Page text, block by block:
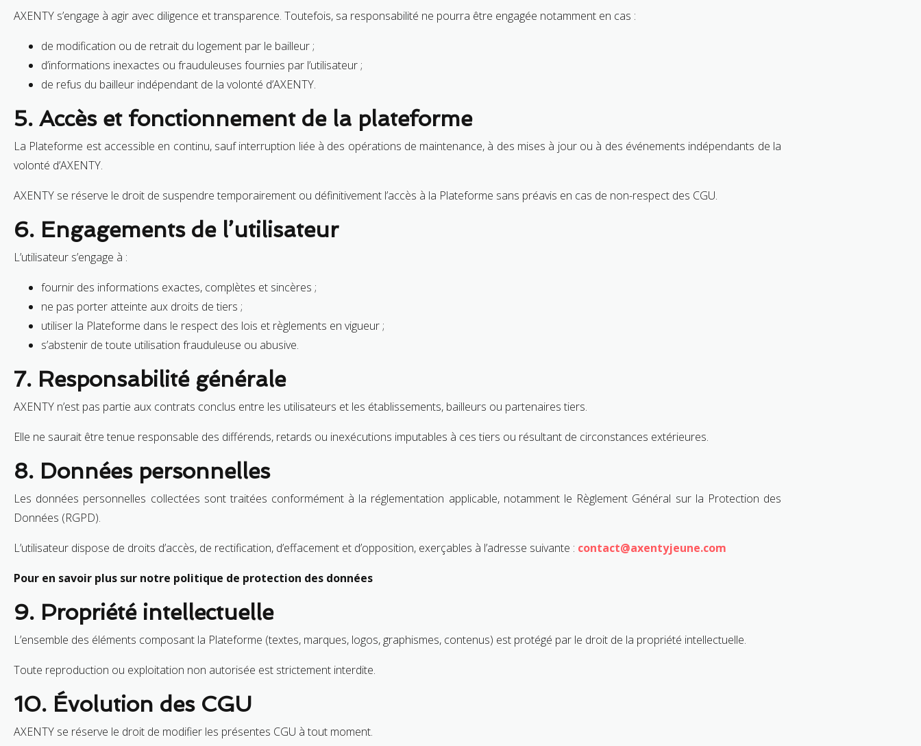
AXENTY s’engage à agir avec diligence et transparence. Toutefois, sa responsabilité ne pourra être engagée notamment en cas :
de modification ou de retrait du logement par le bailleur ;
d’informations inexactes ou frauduleuses fournies par l’utilisateur ;
de refus du bailleur indépendant de la volonté d’AXENTY.
5. Accès et fonctionnement de la plateforme
La Plateforme est accessible en continu, sauf interruption liée à des opérations de maintenance, à des mises à jour ou à des événements indépendants de la
volonté d’AXENTY.
AXENTY se réserve le droit de suspendre temporairement ou définitivement l’accès à la Plateforme sans préavis en cas de non-respect des CGU.
6. Engagements de l’utilisateur
L’utilisateur s’engage à :
fournir des informations exactes, complètes et sincères ;
ne pas porter atteinte aux droits de tiers ;
utiliser la Plateforme dans le respect des lois et règlements en vigueur ;
s’abstenir de toute utilisation frauduleuse ou abusive.
7. Responsabilité générale
AXENTY n’est pas partie aux contrats conclus entre les utilisateurs et les établissements, bailleurs ou partenaires tiers.
Elle ne saurait être tenue responsable des différends, retards ou inexécutions imputables à ces tiers ou résultant de circonstances extérieures.
8. Données personnelles
Les données personnelles collectées sont traitées conformément à la réglementation applicable, notamment le Règlement Général sur la Protection des
Données (RGPD).
L’utilisateur dispose de droits d’accès, de rectification, d’effacement et d’opposition, exerçables à l’adresse suivante : contact@axentyjeune.com
Pour en savoir plus sur notre politique de protection des données
9. Propriété intellectuelle
L’ensemble des éléments composant la Plateforme (textes, marques, logos, graphismes, contenus) est protégé par le droit de la propriété intellectuelle.
Toute reproduction ou exploitation non autorisée est strictement interdite.
10. Évolution des CGU
AXENTY se réserve le droit de modifier les présentes CGU à tout moment.